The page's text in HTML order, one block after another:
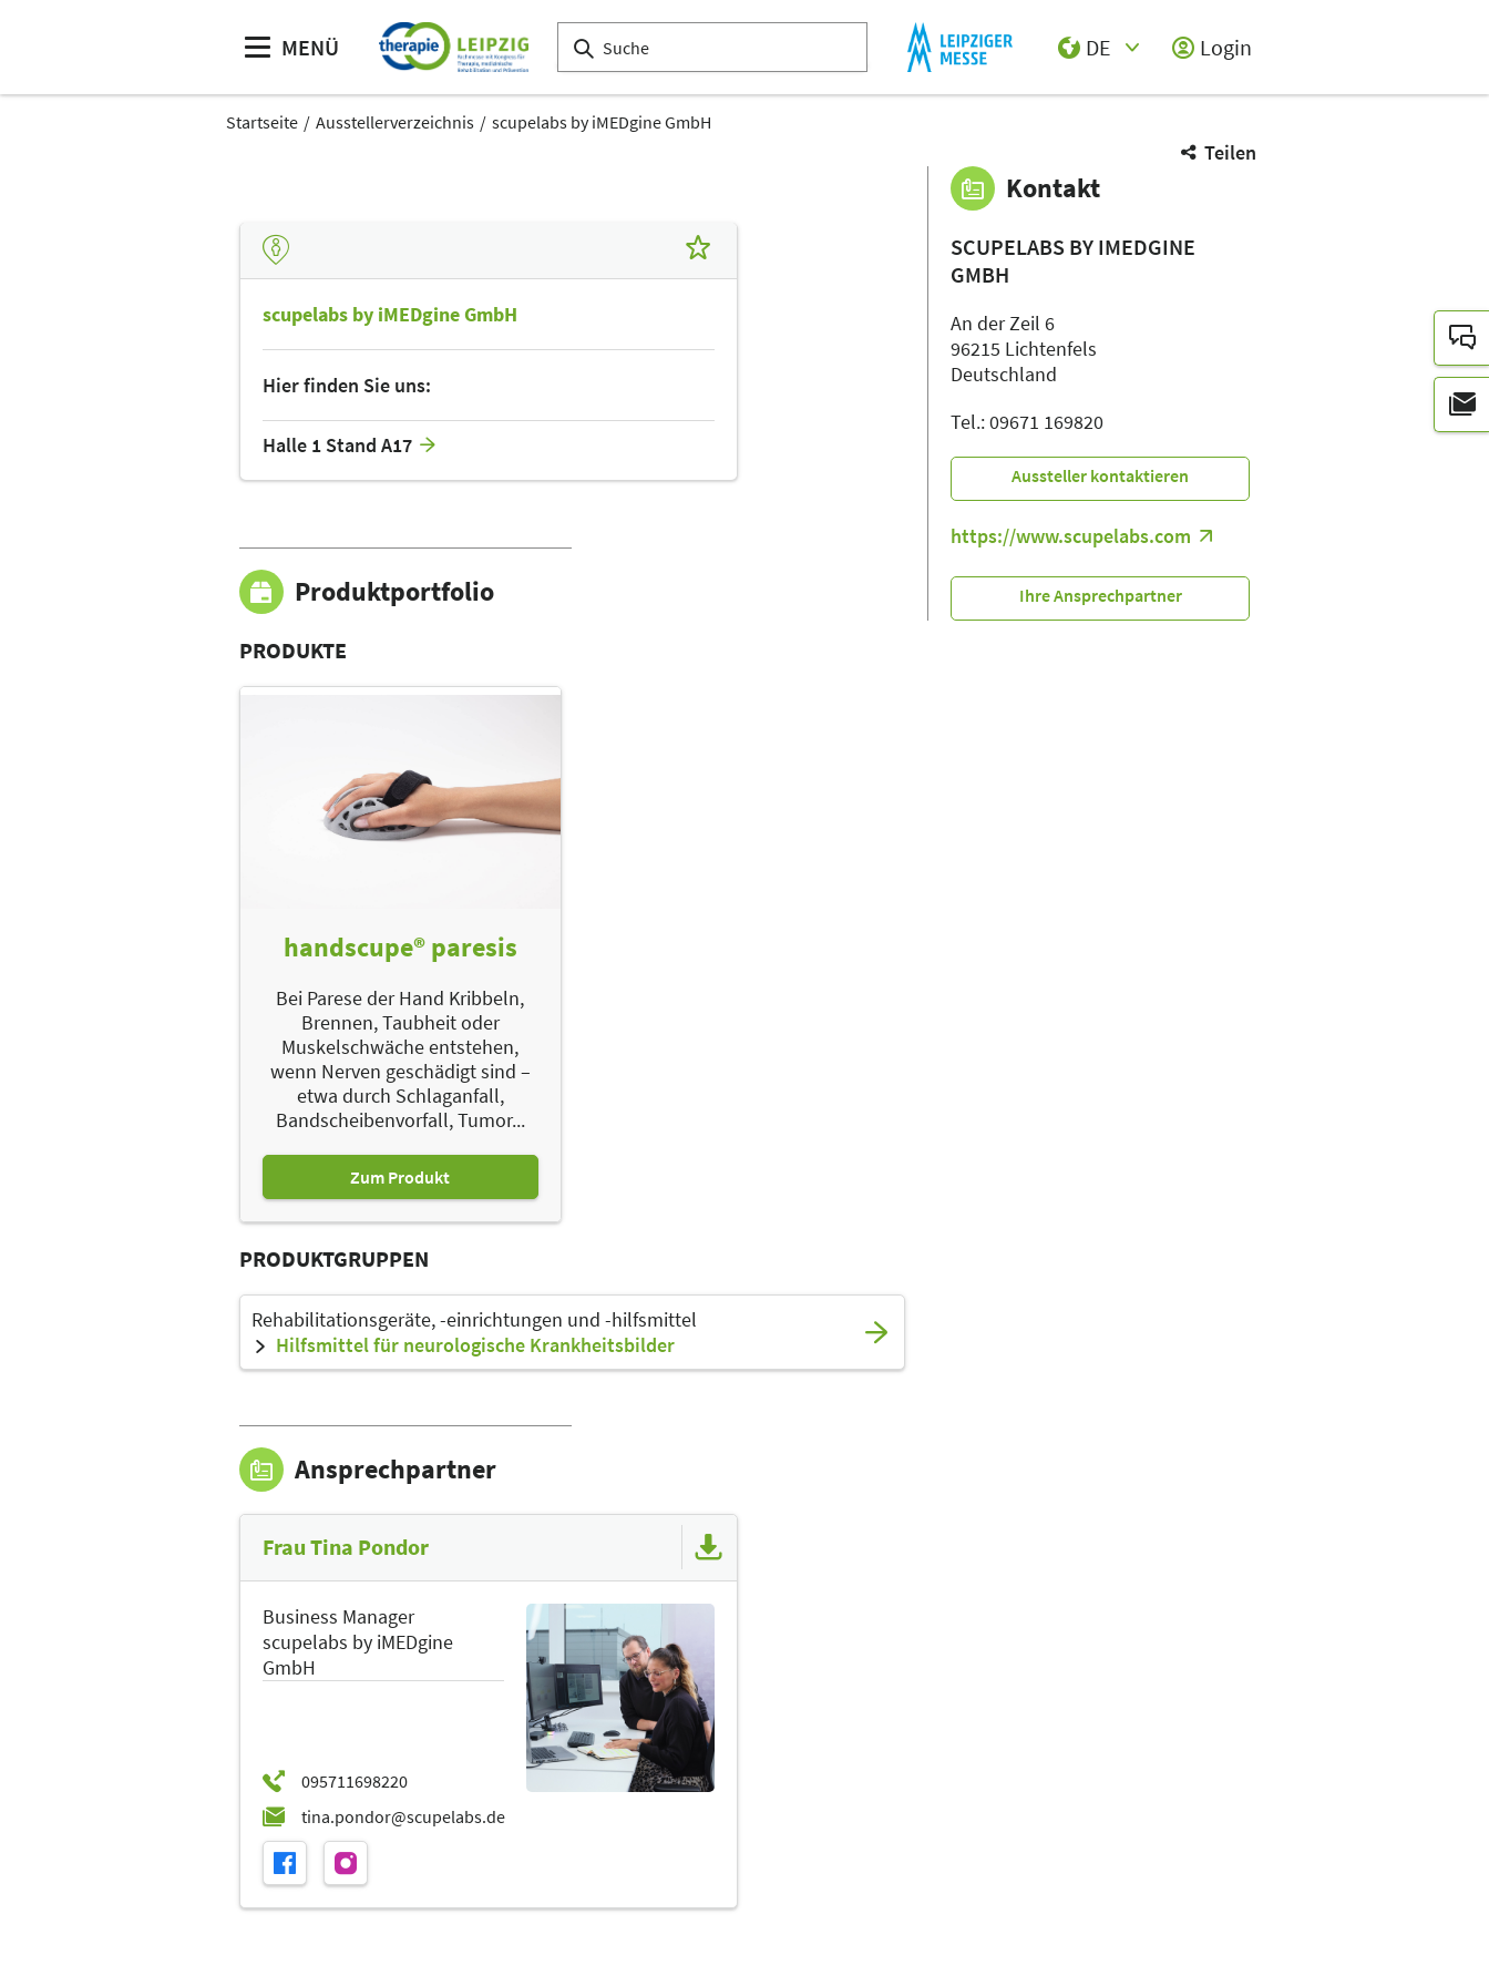
MENÜ
DE
Login
Startseite Ausstellerverzeichnis scupelabs by iMEDgine GmbH
Teilen
scupelabs by iMEDgine GmbH
Hier finden Sie uns:
Halle 1 Stand A17
Produktportfolio
PRODUKTE
handscupe® paresis
Bei Parese der Hand Kribbeln,
Brennen, Taubheit oder
Muskelschwäche entstehen,
wenn Nerven geschädigt sind –
etwa durch Schlaganfall,
Bandscheibenvorfall, Tumor...
Zum Produkt
PRODUKTGRUPPEN
Rehabilitationsgeräte, -einrichtungen und -hilfsmittel
Hilfsmittel für neurologische Krankheitsbilder
Ansprechpartner
Frau Tina Pondor
Business Manager
scupelabs by iMEDgine
GmbH
Kontakt
SCUPELABS BY IMEDGINE
GMBH
An der Zeil 6
96215 Lichtenfels
Deutschland
Tel.: 09671 169820
Aussteller kontaktieren
https://www.scupelabs.com
Ihre Ansprechpartner